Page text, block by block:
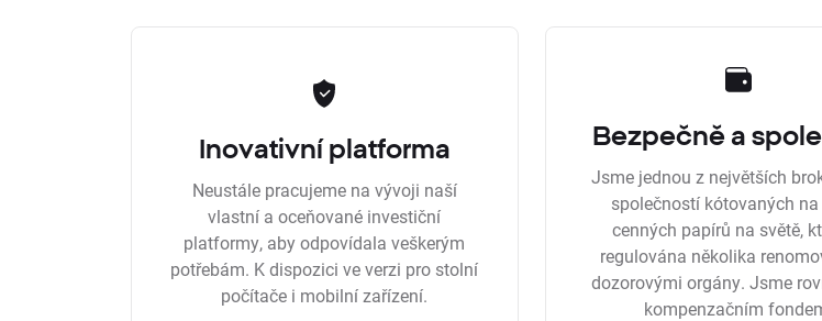
Inovativní platforma
Neustále pracujeme na vývoji naší
vlastní a oceňované investiční
platformy, aby odpovídala veškerým
potřebám. K dispozici ve verzi pro stolní
počítače i mobilní zařízení.
Bezpečně a
Jsme jednou z největších
společností kótovaných
cenných papírů na světě,
regulována několika
dozorovými orgány. Jsme
kompenzačním